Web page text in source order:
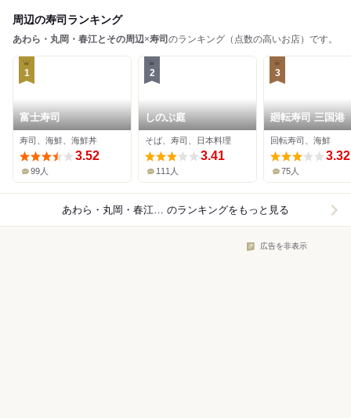
周辺の寿司ランキング
あわら・丸岡・春江とその周辺×寿司 のランキング（点数の高いお店）です。
1
富士寿司
寿司、海鮮、海鮮丼
3.52
99人
2
しのぶ庭
そば、寿司、日本料理
3.41
111人
3
廻転寿司 三国港
回転寿司、海鮮
3.32
75人
あわら・丸岡・春江とその周辺×寿司 のランキングをもっと見る
広告を非表示